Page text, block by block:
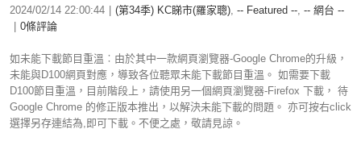
2024/02/14 22:00:44 (第34季) KC睇市(羅家聰), -- Featured --, -- 網台 --
0條評論
如未能下載節目重溫︰由於其中一款網頁瀏覽器-Google Chrome的升級，
未能與D100網頁對應，導致各位聽眾未能下載節目重溫。 如需要下載
D100節目重溫，目前階段上，請使用另一個網頁瀏覽器-Firefox 下載， 待
Google Chrome 的修正版本推出，以解決未能下載的問題。 亦可按右click
選擇另存連結為,即可下載。不便之處，敬請見諒。